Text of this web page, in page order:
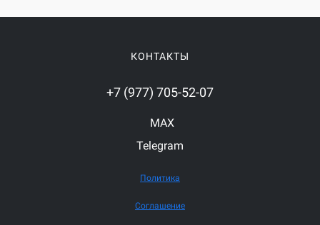
КОНТАКТЫ
+7 (977) 705-52-07
MAX
Telegram
Политика
Соглашение